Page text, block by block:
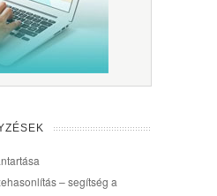
– segítség a